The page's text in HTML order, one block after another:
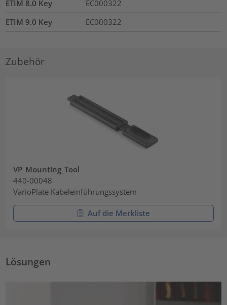
ETIM 8.0 Key
EC000322
ETIM 9.0 Key
EC000322
Zubehör
VP_Mounting_Tool
440-00048
VarioPlate Kabeleinführungssystem
Auf die Merkliste
Lösungen